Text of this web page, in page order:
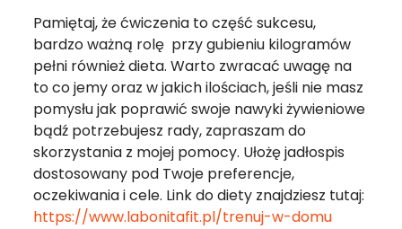
Pamiętaj, że ćwiczenia to część sukcesu,
bardzo ważną rolę przy gubieniu kilogramów
pełni również dieta. Warto zwracać uwagę na
to co jemy oraz w jakich ilościach, jeśli nie masz
pomysłu jak poprawić swoje nawyki żywieniowe
bądź potrzebujesz rady, zapraszam do
skorzystania z mojej pomocy. Ułożę jadłospis
dostosowany pod Twoje preferencje,
oczekiwania i cele. Link do diety znajdziesz tutaj:
https://www.labonitafit.pl/trenuj-w-domu